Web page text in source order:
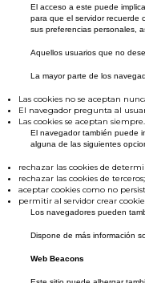
El acceso a este puede
para que el servidor recuerde
sus preferencias personales,
Aquellos usuarios que no
La mayor parte de los
Las cookies no se aceptan
El navegador pregunta al
Las cookies se aceptan siempre.
El navegador también puede
alguna de las siguientes
rechazar las cookies de
rechazar las cookies de terceros;
aceptar cookies como no
permitir al servidor crear
Los navegadores pueden
Dispone de más información
Web Beacons